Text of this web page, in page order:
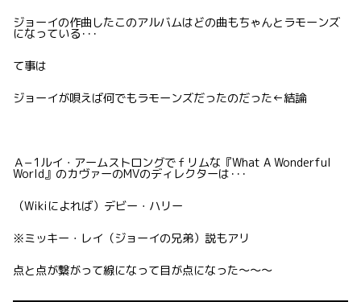
ジョーイの作曲したこのアルバムはどの曲もちゃんとラモーンズ
になっている･･･
て事は
ジョーイが唄えば何でもラモーンズだったのだった←結論
Ａ−1ルイ・アームストロングでｆリムな『What A Wonderful
World』のカヴァーのMVのディレクターは･･･
（Wikiによれば）デビー・ハリー
※ミッキー・レイ（ジョーイの兄弟）説もアリ
点と点が繋がって線になって目が点になった〜〜〜